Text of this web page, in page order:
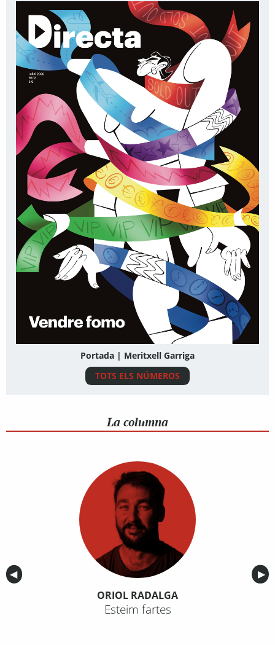
Portada | Meritxell Garriga
TOTS ELS NÚMEROS
La columna
Anterior
◀︎ ▶︎
ORIOL RADALGA
Esteim fartes